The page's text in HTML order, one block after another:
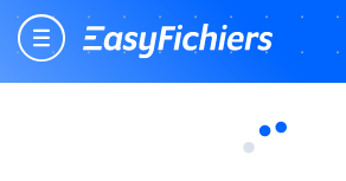
Accueil
Fichiers de prospection